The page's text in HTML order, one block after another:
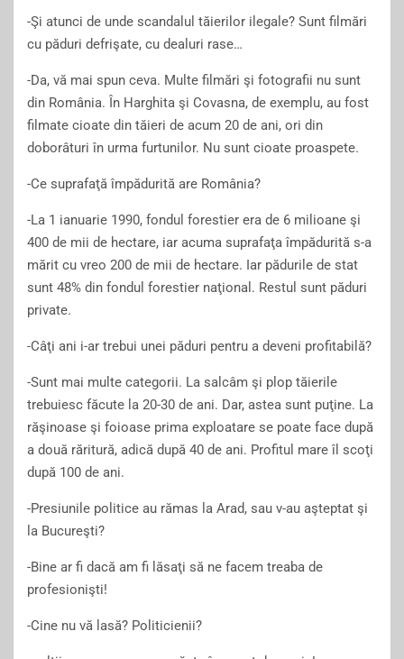
-Şi atunci de unde scandalul tăierilor ilegale? Sunt filmări
cu păduri defrişate, cu dealuri rase…
-Da, vă mai spun ceva. Multe filmări şi fotografii nu sunt
din România. În Harghita şi Covasna, de exemplu, au fost
filmate cioate din tăieri de acum 20 de ani, ori din
doborâturi în urma furtunilor. Nu sunt cioate proaspete.
-Ce suprafaţă împădurită are România?
-La 1 ianuarie 1990, fondul forestier era de 6 milioane şi
400 de mii de hectare, iar acuma suprafaţa împădurită s-a
mărit cu vreo 200 de mii de hectare. Iar pădurile de stat
sunt 48% din fondul forestier naţional. Restul sunt păduri
private.
-Câţi ani i-ar trebui unei păduri pentru a deveni profitabilă?
-Sunt mai multe categorii. La salcâm şi plop tăierile
trebuiesc făcute la 20-30 de ani. Dar, astea sunt puţine. La
răşinoase şi foioase prima exploatare se poate face după
a două răritură, adică după 40 de ani. Profitul mare îl scoţi
după 100 de ani.
-Presiunile politice au rămas la Arad, sau v-au aşteptat şi
la Bucureşti?
-Bine ar fi dacă am fi lăsaţi să ne facem treaba de
profesionişti!
-Cine nu vă lasă? Politicienii?